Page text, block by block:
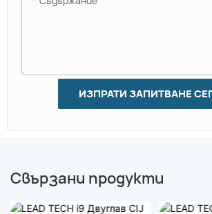
ИЗПРАТИ ЗАПИТВАНЕ
Свързани продукти